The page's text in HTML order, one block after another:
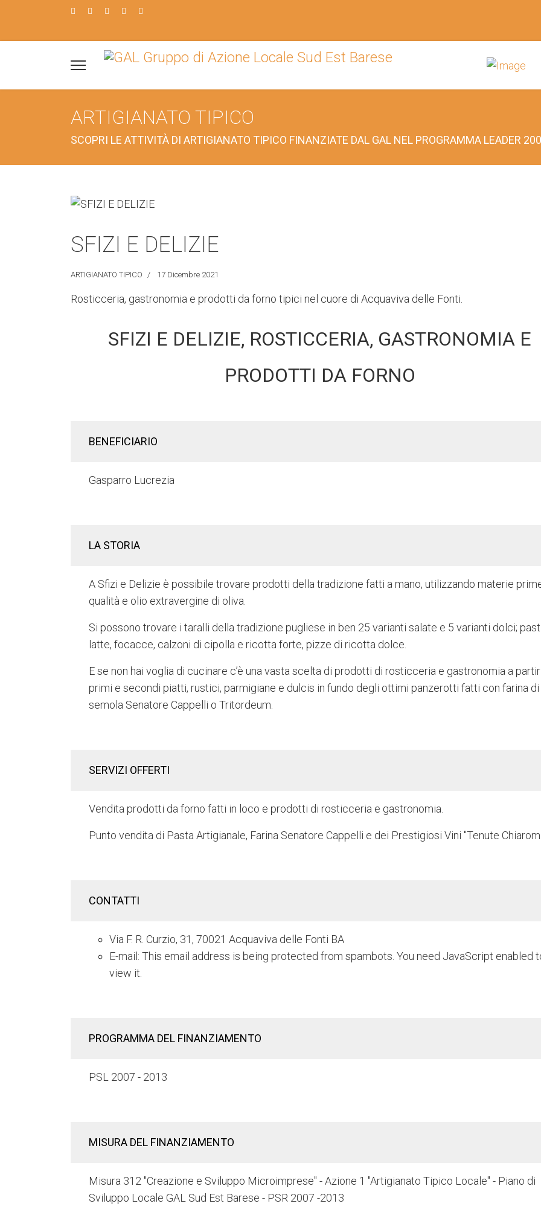
ARTIGIANATO TIPICO
SCOPRI LE ATTIVITÀ DI ARTIGIANATO TIPICO FINANZIATE DAL GAL NEL PROGRAMMA LEADER
SFIZI E DELIZIE
ARTIGIANATO TIPICO 17 Dicembre 2021
Rosticceria, gastronomia e prodotti da forno tipici nel cuore di Acquaviva delle Fonti.
SFIZI E DELIZIE, ROSTICCERIA, GASTRONOMIA E
PRODOTTI DA FORNO
BENEFICIARIO
Gasparro Lucrezia
LA STORIA
A Sfizi e Delizie è possibile trovare prodotti della tradizione fatti a mano, utilizzando materie
qualità e olio extravergine di oliva.
Si possono trovare i taralli della tradizione pugliese in ben 25 varianti salate e 5 varianti dolci;
latte, focacce, calzoni di cipolla e ricotta forte, pizze di ricotta dolce.
E se non hai voglia di cucinare c’è una vasta scelta di prodotti di rosticceria e gastronomia a
primi e secondi piatti, rustici, parmigiane e dulcis in fundo degli ottimi panzerotti fatti con farina di
semola Senatore Cappelli o Tritordeum.
SERVIZI OFFERTI
Vendita prodotti da forno fatti in loco e prodotti di rosticceria e gastronomia.
Punto vendita di Pasta Artigianale, Farina Senatore Cappelli e dei Prestigiosi Vini "Tenute
CONTATTI
Via F. R. Curzio, 31, 70021 Acquaviva delle Fonti BA
E-mail: This email address is being protected from spambots. You need JavaScript enabled
view it.
PROGRAMMA DEL FINANZIAMENTO
PSL 2007 - 2013
MISURA DEL FINANZIAMENTO
Misura 312 "Creazione e Sviluppo Microimprese" - Azione 1 "Artigianato Tipico Locale" - Piano di
Sviluppo Locale GAL Sud Est Barese - PSR 2007 -2013